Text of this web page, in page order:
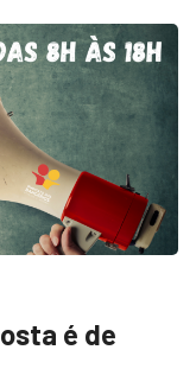
é de